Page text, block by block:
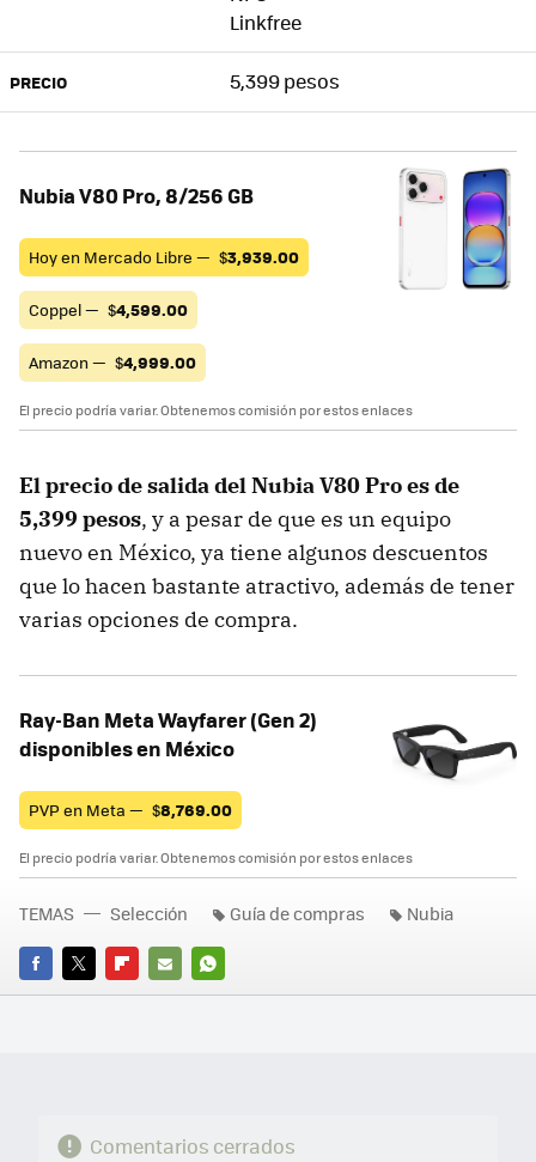
Linkfree
PRECIO 5,399 pesos
Nubia V80 Pro, 8/256 GB
Hoy en Mercado Libre — $3,939.00
Coppel — $4,599.00
Amazon — $4,999.00
El precio podría variar. Obtenemos comisión por estos enlaces
El precio de salida del Nubia V80 Pro es de
5,399 pesos, y a pesar de que es un equipo
nuevo en México, ya tiene algunos descuentos
que lo hacen bastante atractivo, además de tener
varias opciones de compra.
Ray-Ban Meta Wayfarer (Gen 2)
disponibles en México
PVP en Meta — $8,769.00
El precio podría variar. Obtenemos comisión por estos enlaces
FACEBOOK
TWITTERFLIPBOARD
E-
WHATSAPP
TEMAS Selección Guía de compras Nubia
Comentarios cerrados